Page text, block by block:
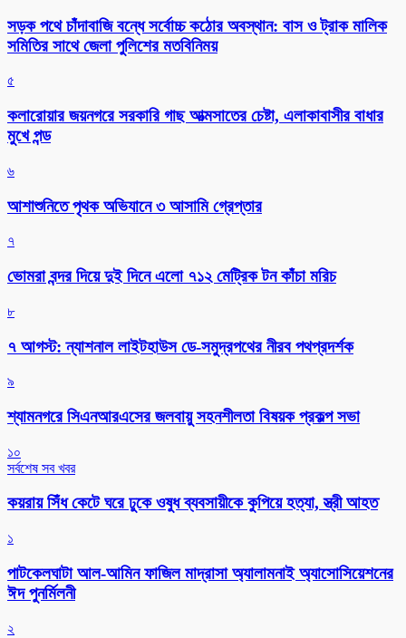
সড়ক পথে চাঁদাবাজি বন্ধে সর্বোচ্চ কঠোর অবস্থান: বাস ও ট্রাক মালিক
সমিতির সাথে জেলা পুলিশের মতবিনিময়
৫
কলারোয়ার জয়নগরে সরকারি গাছ আত্মসাতের চেষ্টা, এলাকাবাসীর বাধার
মুখে পন্ড
৬
আশাশুনিতে পৃথক অভিযানে ৩ আসামি গ্রেপ্তার
৭
ভোমরা বন্দর দিয়ে দুই দিনে এলো ৭১২ মেট্রিক টন কাঁচা মরিচ
৮
৭ আগস্ট: ন্যাশনাল লাইটহাউস ডে-সমুদ্রপথের নীরব পথপ্রদর্শক
৯
শ্যামনগরে সিএনআরএসের জলবায়ু সহনশীলতা বিষয়ক প্রকল্প সভা
১০
সর্বশেষ সব খবর
কয়রায় সিঁধ কেটে ঘরে ঢুকে ওষুধ ব্যবসায়ীকে কুপিয়ে হত্যা, স্ত্রী আহত
১
পাটকেলঘাটা আল-আমিন ফাজিল মাদ্রাসা অ্যালামনাই অ্যাসোসিয়েশনের
ঈদ পুনর্মিলনী
২